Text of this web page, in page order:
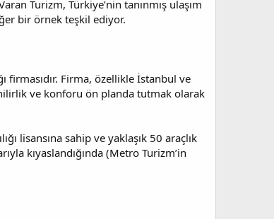
Turizm, Türkiye’nin tanınmış ulaşım
bir örnek teşkil ediyor.
firmasıdır. Firma, özellikle İstanbul ve
ve konforu ön planda tutmak olarak
lisansına sahip ve yaklaşık 50 araçlık
kıyaslandığında (Metro Turizm’in